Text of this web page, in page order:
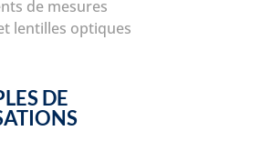
de mesures
lentilles optiques
DE